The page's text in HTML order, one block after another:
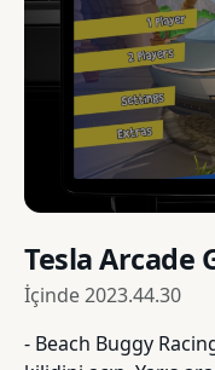
Tesla Arcade
İçinde2023.44.30
- Beach Buggy